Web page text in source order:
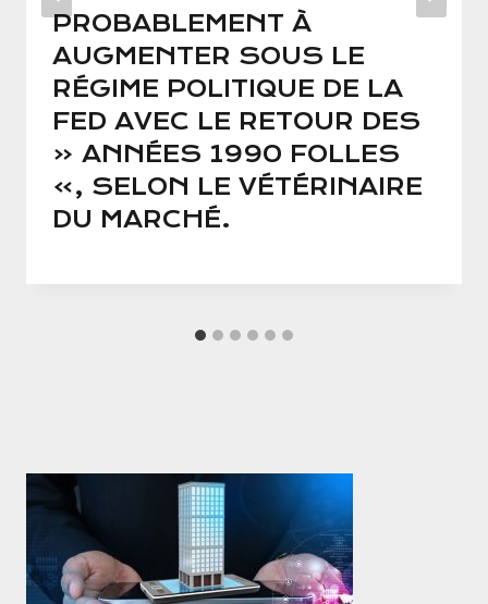
PROBABLEMENT À
AUGMENTER SOUS LE
RÉGIME POLITIQUE DE LA
FED AVEC LE RETOUR DES
« ANNÉES 1990 FOLLES
», SELON LE VÉTÉRINAIRE
DU MARCHÉ.